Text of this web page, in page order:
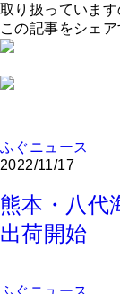
取り扱っていま
この記事をシェア
ふぐニュース
2022/11/17
熊本・八代
出荷開始